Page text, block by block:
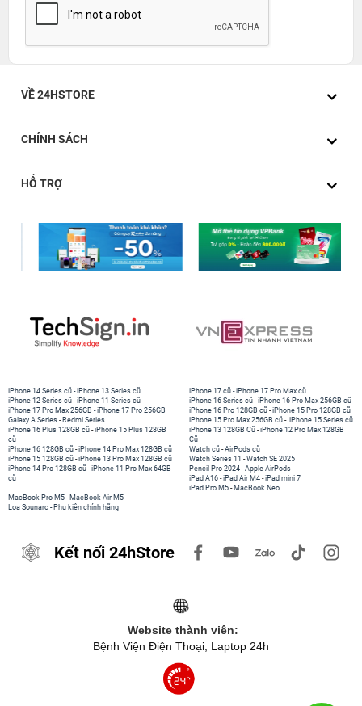
VỀ 24HSTORE
CHÍNH SÁCH
HỖ TRỢ
iPhone 14 Series cũ -iPhone 13 Series cũ
iPhone 12 Series cũ -iPhone 11 Series cũ
iPhone 17 Pro Max 256GB -iPhone 17 Pro 256GB
Galaxy A Series - Redmi Series
iPhone 17 cũ -iPhone 17 Pro Max cũ
iPhone 16 Series cũ - iPhone 16 Pro Max 256GB cũ
iPhone 16 Pro 128GB cũ -iPhone 15 Pro 128GB cũ
iPhone 15 Pro Max 256GB cũ - iPhone 15 Series cũ
iPhone 16 Plus 128GB cũ -iPhone 15 Plus 128GB
cũ
iPhone 16 128GB cũ -iPhone 14 Pro Max 128GB cũ
iPhone 15 128GB cũ -iPhone 13 Pro Max 128GB cũ
iPhone 14 Pro 128GB cũ -iPhone 11 Pro Max 64GB
cũ
iPhone 13 128GB Cũ -iPhone 12 Pro Max 128GB
Cũ
Watch cũ -AirPods cũ
Watch Series 11 -Watch SE 2025
Pencil Pro 2024 -Apple AirPods
iPad A16 -iPad Air M4 -iPad mini 7
iPad Pro M5 - MacBook Neo
MacBook Pro M5 - MacBook Air M5
Loa Sounarc - Phụ kiện chính hãng
Kết nối 24hStore
Website thành viên:
Bệnh Viện Điện Thoại, Laptop 24h